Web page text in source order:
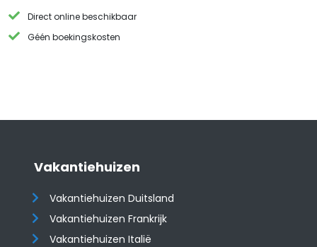
Direct online beschikbaar
Géén boekingskosten
Vakantiehuizen
Vakantiehuizen Duitsland
Vakantiehuizen Frankrijk
Vakantiehuizen Italië